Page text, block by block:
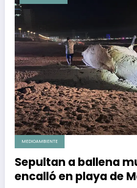
MEDIOAMBIENTE
Sepultan a ballena
encalló en playa de